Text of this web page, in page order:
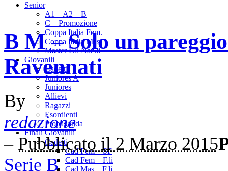
Senior
A1 – A2 – B
C – Promozione
Coppa Italia Fem.
Coppa Italia Mas.
Master F.li Naz.li
Giovanili
Cadetti
Juniores A
Juniores
Allievi
Ragazzi
Esordienti
Propaganda
Finali Giovanili
Cadetti
Cad Fem – SF
Cad Fem – F.li
Cad Mas – F.li
B M – Solo un
Ravennati
By
redazione
– Pubblicato il 2 Marzo 2015
Serie B